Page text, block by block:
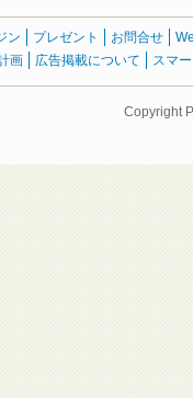
ン プレゼント お問合せ
画 広告掲載について スマ
Copyright